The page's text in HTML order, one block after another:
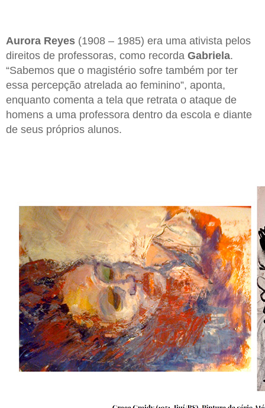
Aurora Reyes (1908 – 1985) era uma ativista pelos
direitos de professoras, como recorda Gabriela.
“Sabemos que o magistério sofre também por ter
essa percepção atrelada ao feminino”, aponta,
enquanto comenta a tela que retrata o ataque de
homens a uma professora dentro da escola e diante
de seus próprios alunos.